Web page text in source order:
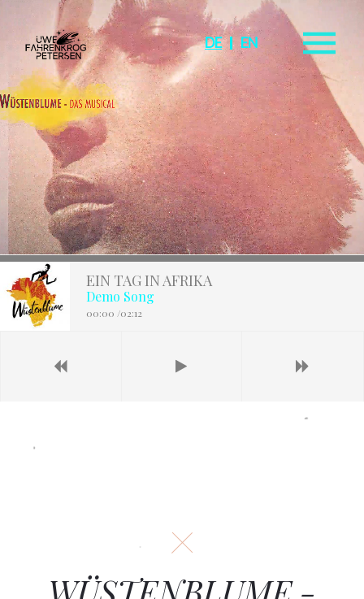
DE EN
EIN TAG IN AFRIKA
Demo Song
00:00 /02:12
WÜSTENBLUME -